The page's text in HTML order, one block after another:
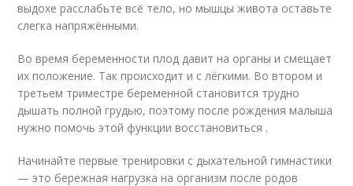
выдохе расслабьте всё тело, но мышцы живота оставьте
слегка напряжёнными.
Во время беременности плод давит на органы и смещает
их положение. Так происходит и с лёгкими. Во втором и
третьем триместре беременной становится трудно
дышать полной грудью, поэтому после рождения малыша
нужно помочь этой функции восстановиться .
Начинайте первые тренировки с дыхательной гимнастики
— это бережная нагрузка на организм после родов